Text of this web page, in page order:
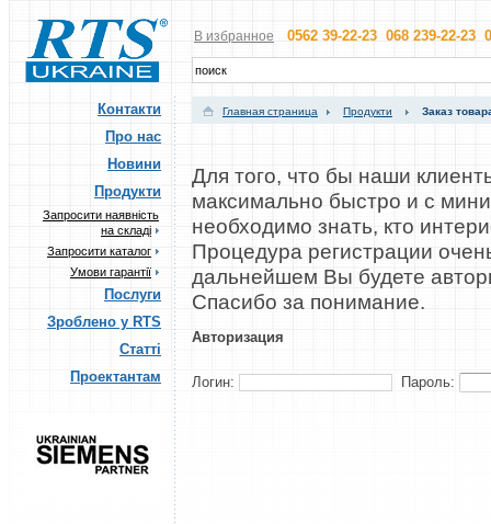
В избранное 0562 39-22-23 068 239-22-23
Контакти
Про нас
Новини
Продукти
Запросити наявність
на складі
Запросити каталог
Умови гарантії
Послуги
Зроблено у RTS
Статті
Проектантам
Главная страница Продукти Заказ
Для того, что бы наши
максимально быстро и с
необходимо знать, кто
Процедура регистрации
дальнейшем Вы будете
Cпасибо за понимание.
Авторизация
Логин: Пароль: